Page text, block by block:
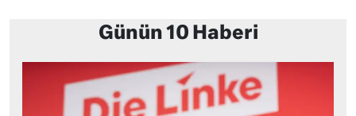
Günün 10 Haberi